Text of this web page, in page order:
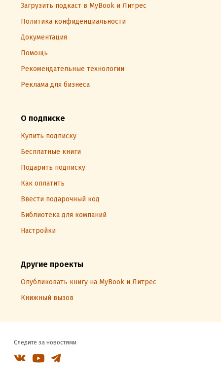
Загрузить подкаст в MyBook и Литрес
Политика конфиденциальности
Документация
Помощь
Рекомендательные технологии
Реклама для бизнеса
О подписке
Купить подписку
Бесплатные книги
Подарить подписку
Как оплатить
Ввести подарочный код
Библиотека для компаний
Настройки
Другие проекты
Опубликовать книгу на MyBook и Литрес
Книжный вызов
Следите за новостями